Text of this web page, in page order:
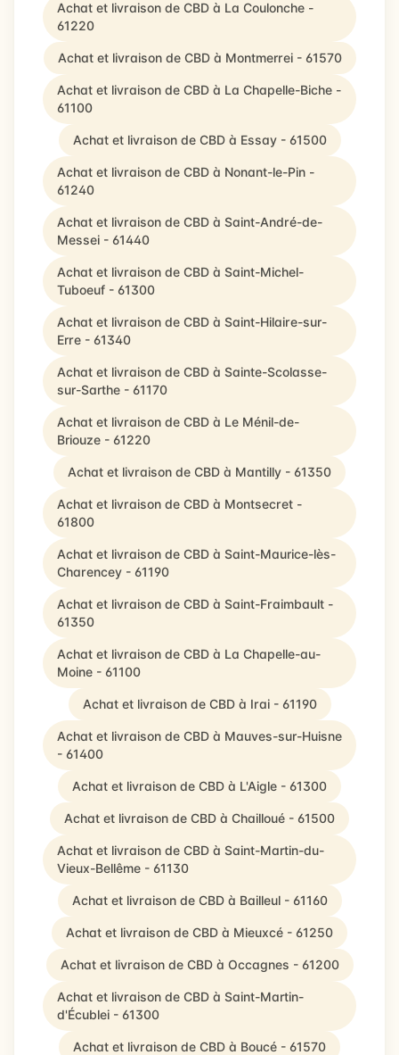
Achat et livraison de CBD à La Coulonche -
61220
Achat et livraison de CBD à Montmerrei - 61570
Achat et livraison de CBD à La Chapelle-Biche -
61100
Achat et livraison de CBD à Essay - 61500
Achat et livraison de CBD à Nonant-le-Pin -
61240
Achat et livraison de CBD à Saint-André-de-
Messei - 61440
Achat et livraison de CBD à Saint-Michel-
Tuboeuf - 61300
Achat et livraison de CBD à Saint-Hilaire-sur-
Erre - 61340
Achat et livraison de CBD à Sainte-Scolasse-
sur-Sarthe - 61170
Achat et livraison de CBD à Le Ménil-de-
Briouze - 61220
Achat et livraison de CBD à Mantilly - 61350
Achat et livraison de CBD à Montsecret -
61800
Achat et livraison de CBD à Saint-Maurice-lès-
Charencey - 61190
Achat et livraison de CBD à Saint-Fraimbault -
61350
Achat et livraison de CBD à La Chapelle-au-
Moine - 61100
Achat et livraison de CBD à Irai - 61190
Achat et livraison de CBD à Mauves-sur-Huisne
- 61400
Achat et livraison de CBD à L'Aigle - 61300
Achat et livraison de CBD à Chailloué - 61500
Achat et livraison de CBD à Saint-Martin-du-
Vieux-Bellême - 61130
Achat et livraison de CBD à Bailleul - 61160
Achat et livraison de CBD à Mieuxcé - 61250
Achat et livraison de CBD à Occagnes - 61200
Achat et livraison de CBD à Saint-Martin-
d'Écublei - 61300
Achat et livraison de CBD à Boucé - 61570